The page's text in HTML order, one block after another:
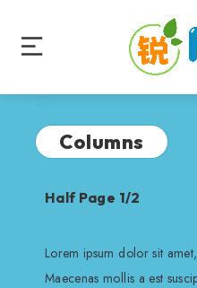
Columns
Half Page 1/2
Lorem ipsum dolor sit
Maecenas mollis a est